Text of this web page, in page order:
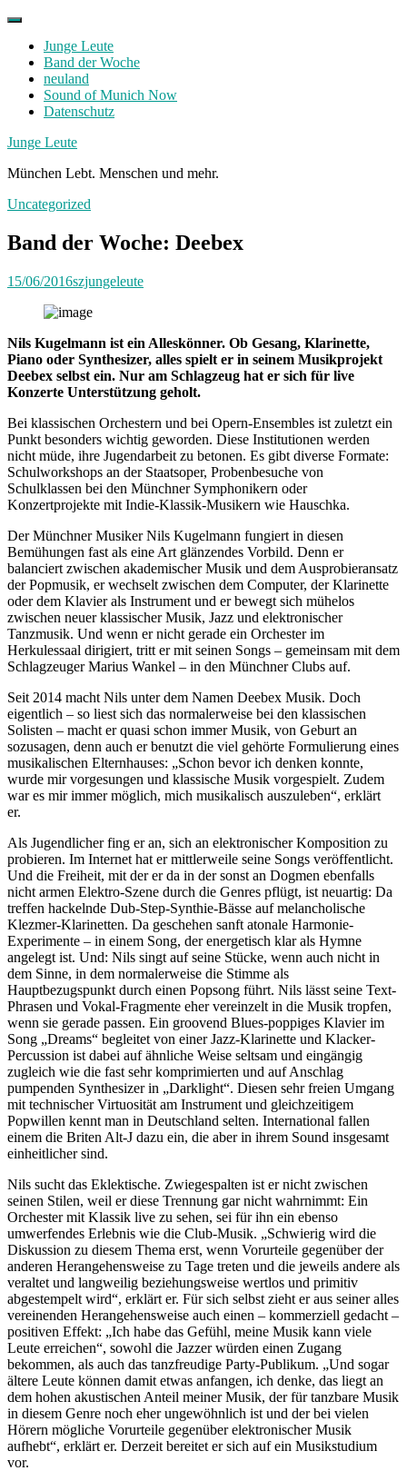
Skip
contentJunge Leute
Band der Woche
neuland
Sound of Munich Now
Datenschutz
Facebook
Twitter
Instagram
Junge Leute
München Lebt. Menschen und mehr.
Uncategorized
Band der Woche: Deebex
15/06/2016szjungeleute
Nils Kugelmann ist ein Alleskönner. Ob Gesang, Klarinette,
Piano oder Synthesizer, alles spielt er in seinem Musikprojekt
Deebex selbst ein. Nur am Schlagzeug hat er sich für live
Konzerte Unterstützung geholt.
Bei klassischen Orchestern und bei Opern-Ensembles ist zuletzt ein
Punkt besonders wichtig geworden. Diese Institutionen werden
nicht müde, ihre Jugendarbeit zu betonen. Es gibt diverse Formate:
Schulworkshops an der Staatsoper, Probenbesuche von
Schulklassen bei den Münchner Symphonikern oder
Konzertprojekte mit Indie-Klassik-Musikern wie Hauschka.
Der Münchner Musiker Nils Kugelmann fungiert in diesen
Bemühungen fast als eine Art glänzendes Vorbild. Denn er
balanciert zwischen akademischer Musik und dem Ausprobieransatz
der Popmusik, er wechselt zwischen dem Computer, der Klarinette
oder dem Klavier als Instrument und er bewegt sich mühelos
zwischen neuer klassischer Musik, Jazz und elektronischer
Tanzmusik. Und wenn er nicht gerade ein Orchester im
Herkulessaal dirigiert, tritt er mit seinen Songs – gemeinsam mit dem
Schlagzeuger Marius Wankel – in den Münchner Clubs auf.
Seit 2014 macht Nils unter dem Namen Deebex Musik. Doch
eigentlich – so liest sich das normalerweise bei den klassischen
Solisten – macht er quasi schon immer Musik, von Geburt an
sozusagen, denn auch er benutzt die viel gehörte Formulierung eines
musikalischen Elternhauses: „Schon bevor ich denken konnte,
wurde mir vorgesungen und klassische Musik vorgespielt. Zudem
war es mir immer möglich, mich musikalisch auszuleben“, erklärt
er.
Als Jugendlicher fing er an, sich an elektronischer Komposition zu
probieren. Im Internet hat er mittlerweile seine Songs veröffentlicht.
Und die Freiheit, mit der er da in der sonst an Dogmen ebenfalls
nicht armen Elektro-Szene durch die Genres pflügt, ist neuartig: Da
treffen hackelnde Dub-Step-Synthie-Bässe auf melancholische
Klezmer-Klarinetten. Da geschehen sanft atonale Harmonie-
Experimente – in einem Song, der energetisch klar als Hymne
angelegt ist. Und: Nils singt auf seine Stücke, wenn auch nicht in
dem Sinne, in dem normalerweise die Stimme als
Hauptbezugspunkt durch einen Popsong führt. Nils lässt seine Text-
Phrasen und Vokal-Fragmente eher vereinzelt in die Musik tropfen,
wenn sie gerade passen. Ein groovend Blues-poppiges Klavier im
Song „Dreams“ begleitet von einer Jazz-Klarinette und Klacker-
Percussion ist dabei auf ähnliche Weise seltsam und eingängig
zugleich wie die fast sehr komprimierten und auf Anschlag
pumpenden Synthesizer in „Darklight“. Diesen sehr freien Umgang
mit technischer Virtuosität am Instrument und gleichzeitigem
Popwillen kennt man in Deutschland selten. International fallen
einem die Briten Alt-J dazu ein, die aber in ihrem Sound insgesamt
einheitlicher sind.
Nils sucht das Eklektische. Zwiegespalten ist er nicht zwischen
seinen Stilen, weil er diese Trennung gar nicht wahrnimmt: Ein
Orchester mit Klassik live zu sehen, sei für ihn ein ebenso
umwerfendes Erlebnis wie die Club-Musik. „Schwierig wird die
Diskussion zu diesem Thema erst, wenn Vorurteile gegenüber der
anderen Herangehensweise zu Tage treten und die jeweils andere als
veraltet und langweilig beziehungsweise wertlos und primitiv
abgestempelt wird“, erklärt er. Für sich selbst zieht er aus seiner alles
vereinenden Herangehensweise auch einen – kommerziell gedacht –
positiven Effekt: „Ich habe das Gefühl, meine Musik kann viele
Leute erreichen“, sowohl die Jazzer würden einen Zugang
bekommen, als auch das tanzfreudige Party-Publikum. „Und sogar
ältere Leute können damit etwas anfangen, ich denke, das liegt an
dem hohen akustischen Anteil meiner Musik, der für tanzbare Musik
in diesem Genre noch eher ungewöhnlich ist und der bei vielen
Hörern mögliche Vorurteile gegenüber elektronischer Musik
aufhebt“, erklärt er. Derzeit bereitet er sich auf ein Musikstudium
vor.